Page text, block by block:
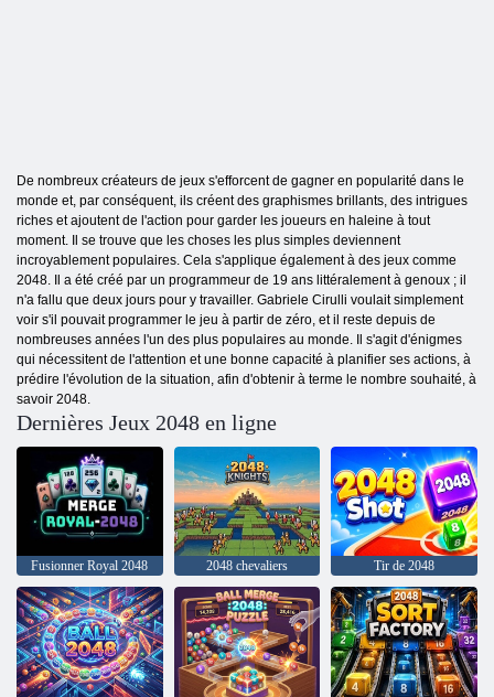
De nombreux créateurs de jeux s'efforcent de gagner en popularité dans le
monde et, par conséquent, ils créent des graphismes brillants, des intrigues
riches et ajoutent de l'action pour garder les joueurs en haleine à tout
moment. Il se trouve que les choses les plus simples deviennent
incroyablement populaires. Cela s'applique également à des jeux comme
2048. Il a été créé par un programmeur de 19 ans littéralement à genoux ; il
n'a fallu que deux jours pour y travailler. Gabriele Cirulli voulait simplement
voir s'il pouvait programmer le jeu à partir de zéro, et il reste depuis de
nombreuses années l'un des plus populaires au monde. Il s'agit d'énigmes
qui nécessitent de l'attention et une bonne capacité à planifier ses actions, à
prédire l'évolution de la situation, afin d'obtenir à terme le nombre souhaité, à
savoir 2048.
Dernières Jeux 2048 en ligne
Fusionner Royal 2048 2048 chevaliers Tir de 2048